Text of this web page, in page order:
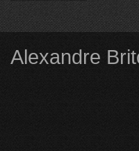
Alexandre